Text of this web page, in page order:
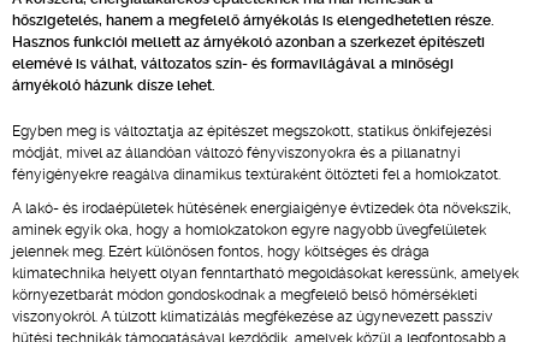
hőszigetelés, hanem a megfelelő árnyékolás is elengedhetetlen része.
Hasznos funkciói mellett az árnyékoló azonban a szerkezet építészeti
elemévé is válhat, változatos szín- és formavilágával a minőségi
árnyékoló házunk dísze lehet.
Egyben meg is változtatja az építészet megszokott, statikus önkifejezési
módját, mivel az állandóan változó fényviszonyokra és a pillanatnyi
fényigényekre reagálva dinamikus textúraként öltözteti fel a homlokzatot.
A lakó- és irodaépületek hűtésének energiaigénye évtizedek óta növekszik,
aminek egyik oka, hogy a homlokzatokon egyre nagyobb üvegfelületek
jelennek meg. Ezért különösen fontos, hogy költséges és drága
klímatechnika helyett olyan fenntartható megoldásokat keressünk, amelyek
környezetbarát módon gondoskodnak a megfelelő belső hőmérsékleti
viszonyokról. A túlzott klimatizálás megfékezése az úgynevezett passzív
hűtési technikák támogatásával kezdődik, amelyek közül a legfontosabb a